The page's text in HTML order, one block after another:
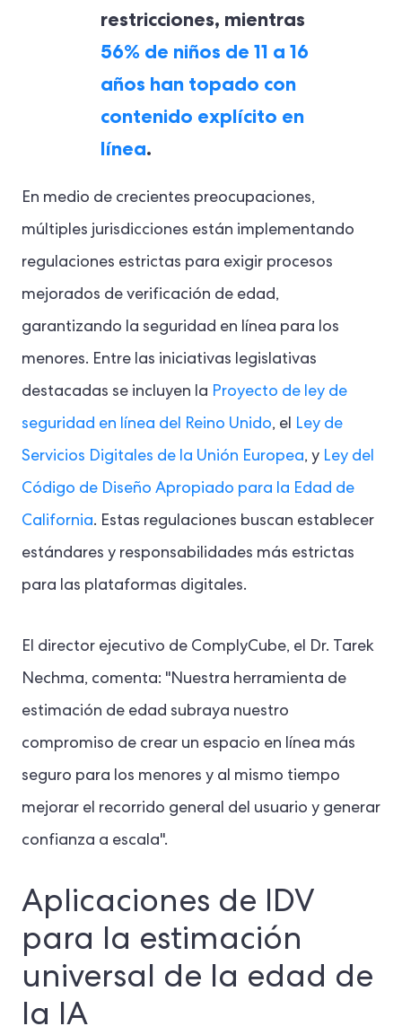
restricciones, mientras
56% de niños de 11 a 16
años han topado con
contenido explícito en
línea.
En medio de crecientes preocupaciones,
múltiples jurisdicciones están implementando
regulaciones estrictas para exigir procesos
mejorados de verificación de edad,
garantizando la seguridad en línea para los
menores. Entre las iniciativas legislativas
destacadas se incluyen la Proyecto de ley de
seguridad en línea del Reino Unido, el Ley de
Servicios Digitales de la Unión Europea, y Ley del
Código de Diseño Apropiado para la Edad de
California. Estas regulaciones buscan establecer
estándares y responsabilidades más estrictas
para las plataformas digitales.
El director ejecutivo de ComplyCube, el Dr. Tarek
Nechma, comenta: "Nuestra herramienta de
estimación de edad subraya nuestro
compromiso de crear un espacio en línea más
seguro para los menores y al mismo tiempo
mejorar el recorrido general del usuario y generar
confianza a escala".
Aplicaciones de IDV
para la estimación
universal de la edad de
la IA